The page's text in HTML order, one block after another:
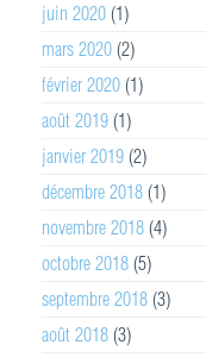
juin 2020 (1)
mars 2020 (2)
février 2020 (1)
août 2019 (1)
janvier 2019 (2)
décembre 2018 (1)
novembre 2018 (4)
octobre 2018 (5)
septembre 2018 (3)
août 2018 (3)